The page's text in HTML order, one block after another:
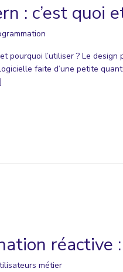
: c’est quoi
pourquoi l’utiliser ? Le
faite d’une petite
réactive :
métier